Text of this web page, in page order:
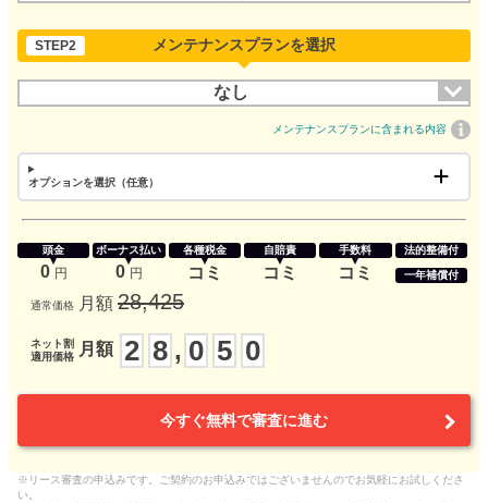
STEP2 メンテナンスプランを選択
なし
メンテナンスプランに含まれる内容
オプションを選択（任意）
頭金
0 円
ボーナス払い
0 円
各種税金
コミ
自賠責
コミ
手数料
コミ
法的整備付
一年補償付
通常価格 月額 28,425
ネット割
適用価格
月額 2 8 , 0 5 0
今すぐ無料で審査に進む
※リース審査の申込みです。ご契約のお申込みではございませんのでお気軽にお試しくださ
い。